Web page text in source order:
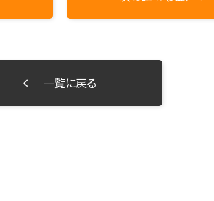
一覧に戻る